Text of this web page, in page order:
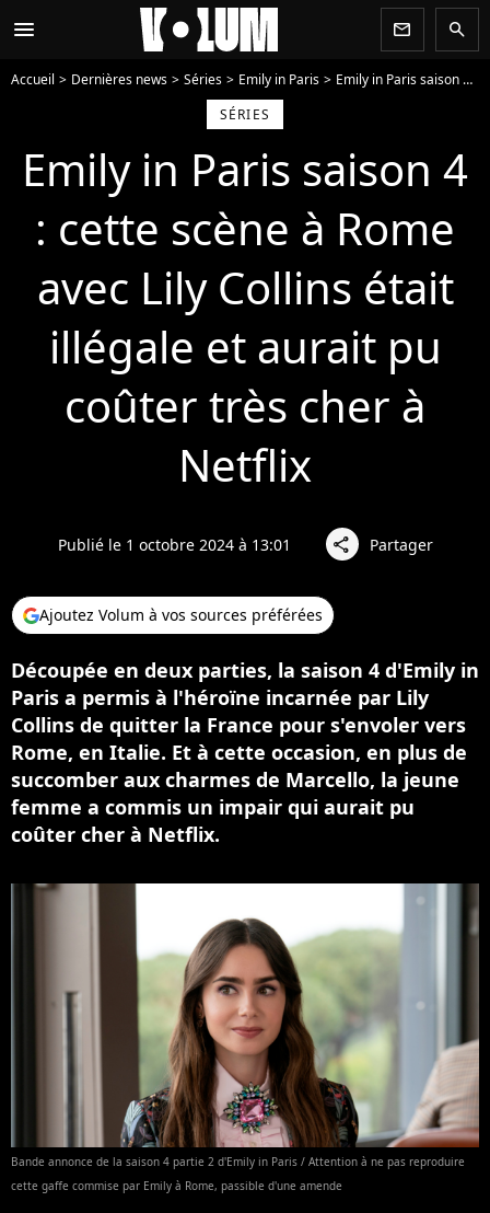
menu newsletter search
Accueil Dernières news Séries Emily in Paris
Emily in Paris saison 4 : cette scène à Rome avec Lily Collins était illégale et aurait pu coûter très cher à Netflix
SÉRIES
Emily in Paris saison 4
: cette scène à Rome
avec Lily Collins était
illégale et aurait pu
coûter très cher à
Netflix
Publié le 1 octobre 2024 à 13:01 share Partager
Ajoutez Volum à vos sources préférées
Découpée en deux parties, la saison 4 d'Emily in
Paris a permis à l'héroïne incarnée par Lily
Collins de quitter la France pour s'envoler vers
Rome, en Italie. Et à cette occasion, en plus de
succomber aux charmes de Marcello, la jeune
femme a commis un impair qui aurait pu
coûter cher à Netflix.
Bande annonce de la saison 4 partie 2 d'Emily in Paris / Attention à ne pas reproduire
cette gaffe commise par Emily à Rome, passible d'une amende